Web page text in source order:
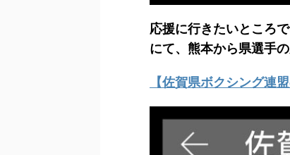
応援に行きたいところ
にて、熊本から県選手
【佐賀県ボクシング連